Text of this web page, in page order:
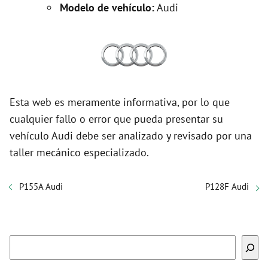
Modelo de vehículo:Audi
Esta web es meramente informativa, por lo que
cualquier fallo o error que pueda presentar su
vehículo Audi debe ser analizado y revisado por una
taller mecánico especializado.
P155A Audi P128F Audi